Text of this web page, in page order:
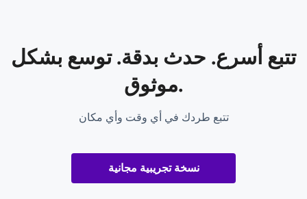
تتبع أسرع. حدث بدقة. توسع بشكل
موثوق.
تتبع طردك في أي وقت وأي مكان
نسخة تجريبية مجانية